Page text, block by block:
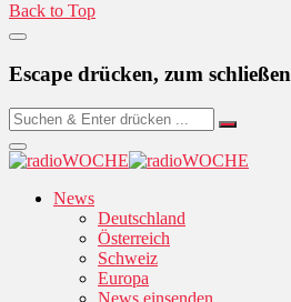
Back to Top
Escape drücken, zum schließen
News
Deutschland
Österreich
Schweiz
Europa
News einsenden